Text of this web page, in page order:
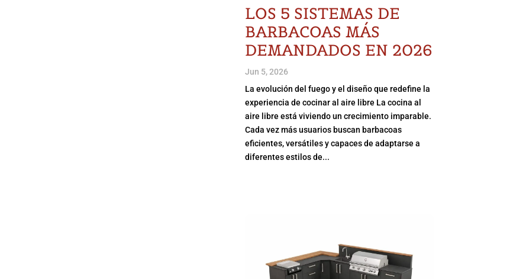
LOS 5 SISTEMAS DE
BARBACOAS MÁS
DEMANDADOS EN 2026
Jun 5, 2026
La evolución del fuego y el diseño que redefine la
experiencia de cocinar al aire libre La cocina al
aire libre está viviendo un crecimiento imparable.
Cada vez más usuarios buscan barbacoas
eficientes, versátiles y capaces de adaptarse a
diferentes estilos de...